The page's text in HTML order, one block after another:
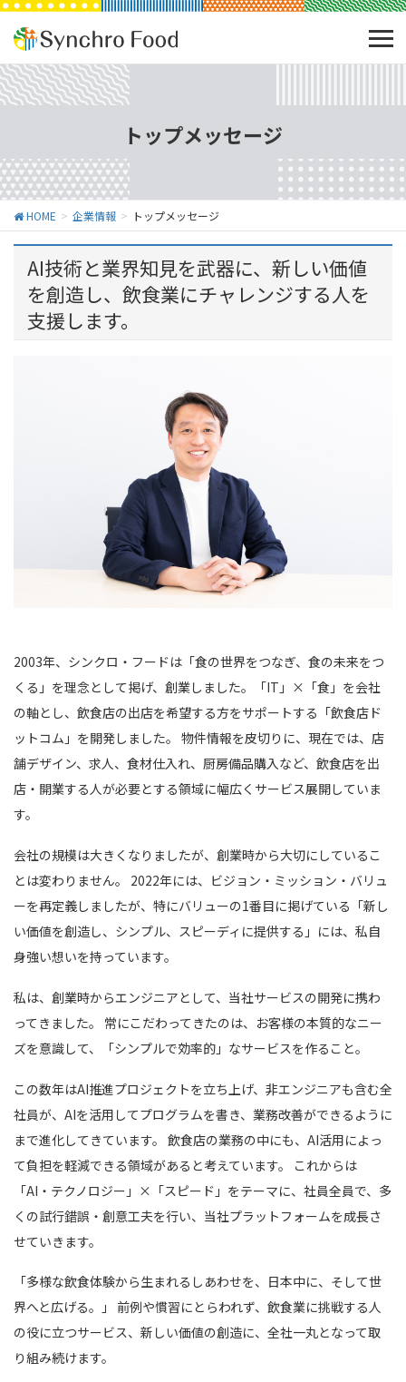
トップメッセージ
HOME 企業情報 トップメッセージ
AI技術と業界知見を武器に、新しい価値
を創造し、飲食業にチャレンジする人を
支援します。
2003年、シンクロ・フードは「食の世界をつなぎ、食の未来をつ
くる」を理念として掲げ、創業しました。「IT」×「食」を会社
の軸とし、飲食店の出店を希望する方をサポートする「飲食店ド
ットコム」を開発しました。 物件情報を皮切りに、現在では、店
舗デザイン、求人、食材仕入れ、厨房備品購入など、飲食店を出
店・開業する人が必要とする領域に幅広くサービス展開していま
す。
会社の規模は大きくなりましたが、創業時から大切にしているこ
とは変わりません。 2022年には、ビジョン・ミッション・バリュ
ーを再定義しましたが、特にバリューの1番目に掲げている「新し
い価値を創造し、シンプル、スピーディに提供する」には、私自
身強い想いを持っています。
私は、創業時からエンジニアとして、当社サービスの開発に携わ
ってきました。 常にこだわってきたのは、お客様の本質的なニー
ズを意識して、「シンプルで効率的」なサービスを作ること。
この数年はAI推進プロジェクトを立ち上げ、非エンジニアも含む全
社員が、AIを活用してプログラムを書き、業務改善ができるように
まで進化してきています。 飲食店の業務の中にも、AI活用によっ
て負担を軽減できる領域があると考えています。 これからは
「AI・テクノロジー」×「スピード」をテーマに、社員全員で、多
くの試行錯誤・創意工夫を行い、当社プラットフォームを成長さ
せていきます。
「多様な飲食体験から生まれるしあわせを、日本中に、そして世
界へと広げる。」 前例や慣習にとらわれず、飲食業に挑戦する人
の役に立つサービス、新しい価値の創造に、全社一丸となって取
り組み続けます。